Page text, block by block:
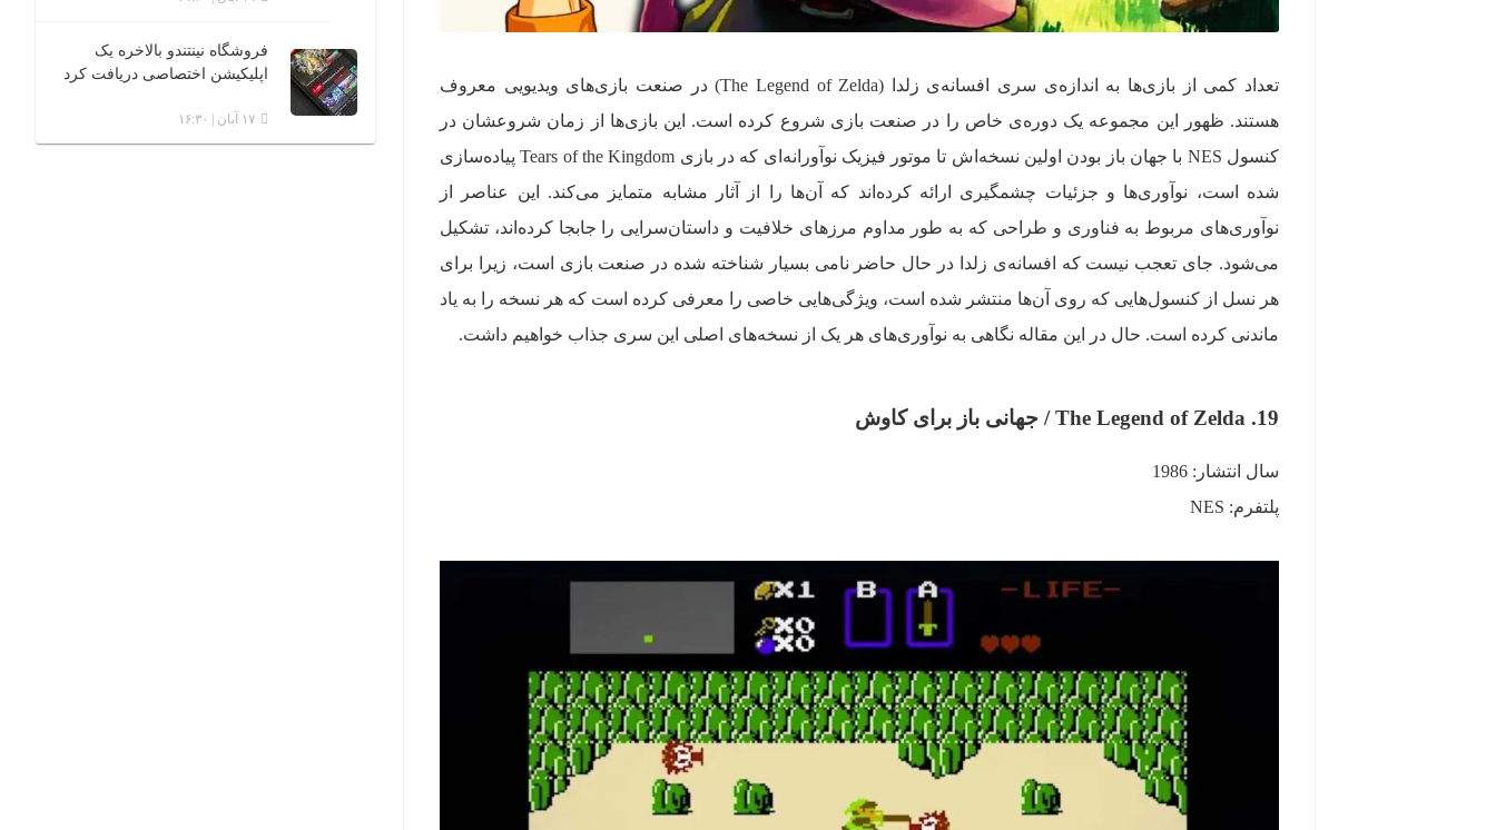
تعداد کمی از بازی‌ها به اندازه‌ی سری افسانه‌ی زلدا (The Legend of Zelda) در صنعت بازی‌های ویدیویی معروف
هستند. ظهور این مجموعه یک دوره‌ی خاص را در صنعت بازی شروع کرده است. این بازی‌ها از زمان شروعشان در
کنسول NES با جهان باز بودن اولین نسخه‌اش تا موتور فیزیک نوآورانه‌ای که در بازی Tears of the Kingdom پیاده‌سازی
شده است، نوآوری‌ها و جزئیات چشمگیری ارائه کرده‌اند که آن‌ها را از آثار مشابه متمایز می‌کند. این عناصر از
نوآوری‌های مربوط به فناوری و طراحی که به طور مداوم مرز‌های خلافیت و داستان‌سرایی را جابجا کرده‌اند، تشکیل
می‌شود. جای تعجب نیست که افسانه‌ی زلدا در حال حاضر نامی بسیار شناخته شده در صنعت بازی است، زیرا برای
هر نسل از کنسول‌هایی که روی آن‌ها منتشر شده است، ویژگی‌هایی خاصی را معرفی کرده است که هر نسخه را به یاد
ماندنی کرده است. حال در این مقاله نگاهی به نوآوری‌های هر یک از نسخه‌های اصلی این سری جذاب خواهیم داشت.
19. The Legend of Zelda / جهانی باز برای کاوش
سال انتشار: 1986
پلتفرم: NES
فروشگاه نینتندو بالاخره یک
اپلیکیشن اختصاصی دریافت کرد
۱۷ آبان | ۱۶:۳۰